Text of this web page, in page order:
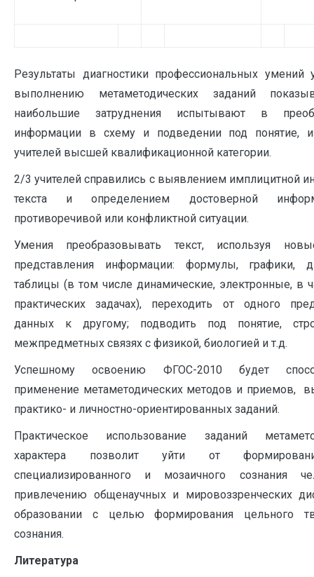
Результаты диагностики профессиональных умений
выполнению метаметодических заданий
наибольшие затруднения испытывают в
информации в схему и подведении под понятие,
учителей высшей квалификационной категории.
2/3 учителей справились с выявлением имплицитной
текста и определением достоверной
противоречивой или конфликтной ситуации.
Умения преобразовывать текст, используя
представления информации: формулы, графики,
таблицы (в том числе динамические, электронные, в
практических задачах), переходить от одного
данных к другому; подводить под понятие,
межпредметных связях с физикой, биологией и т.д.
Успешному освоению ФГОС-2010 будет
применение метаметодических методов и приемов,
практико- и личностно-ориентированных заданий.
Практическое использование заданий
характера позволит уйти от
специализированного и мозаичного сознания
привлечению общенаучных и мировоззренческих
образовании с целью формирования цельного
сознания.
Литература